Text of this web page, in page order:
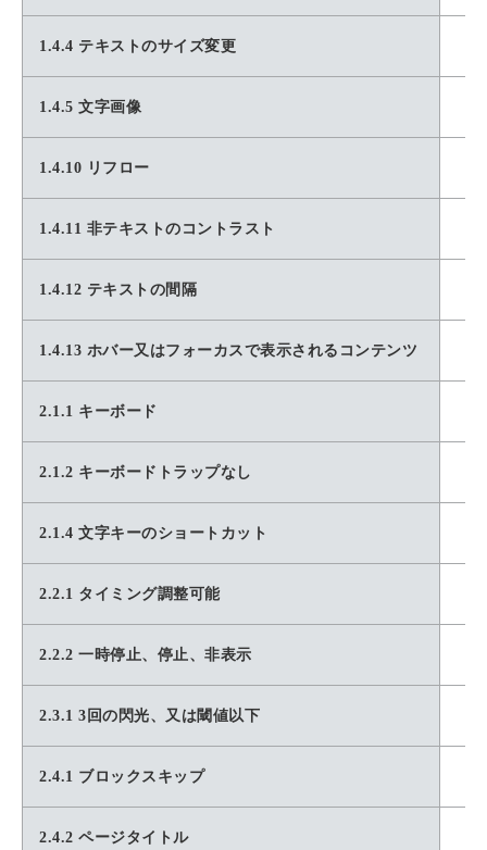
1.4.4 テキストのサイズ変更
1.4.5 文字画像
1.4.10 リフロー
1.4.11 非テキストのコントラスト
1.4.12 テキストの間隔
1.4.13 ホバー又はフォーカスで表示されるコンテンツ
2.1.1 キーボード
2.1.2 キーボードトラップなし
2.1.4 文字キーのショートカット
2.2.1 タイミング調整可能
2.2.2 一時停止、停止、非表示
2.3.1 3回の閃光、又は閾値以下
2.4.1 ブロックスキップ
2.4.2 ページタイトル